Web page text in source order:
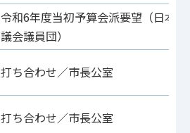
令和6年度当初予算会派要望（日本
議会議員団）
打ち合わせ／市長公室
打ち合わせ／市長公室